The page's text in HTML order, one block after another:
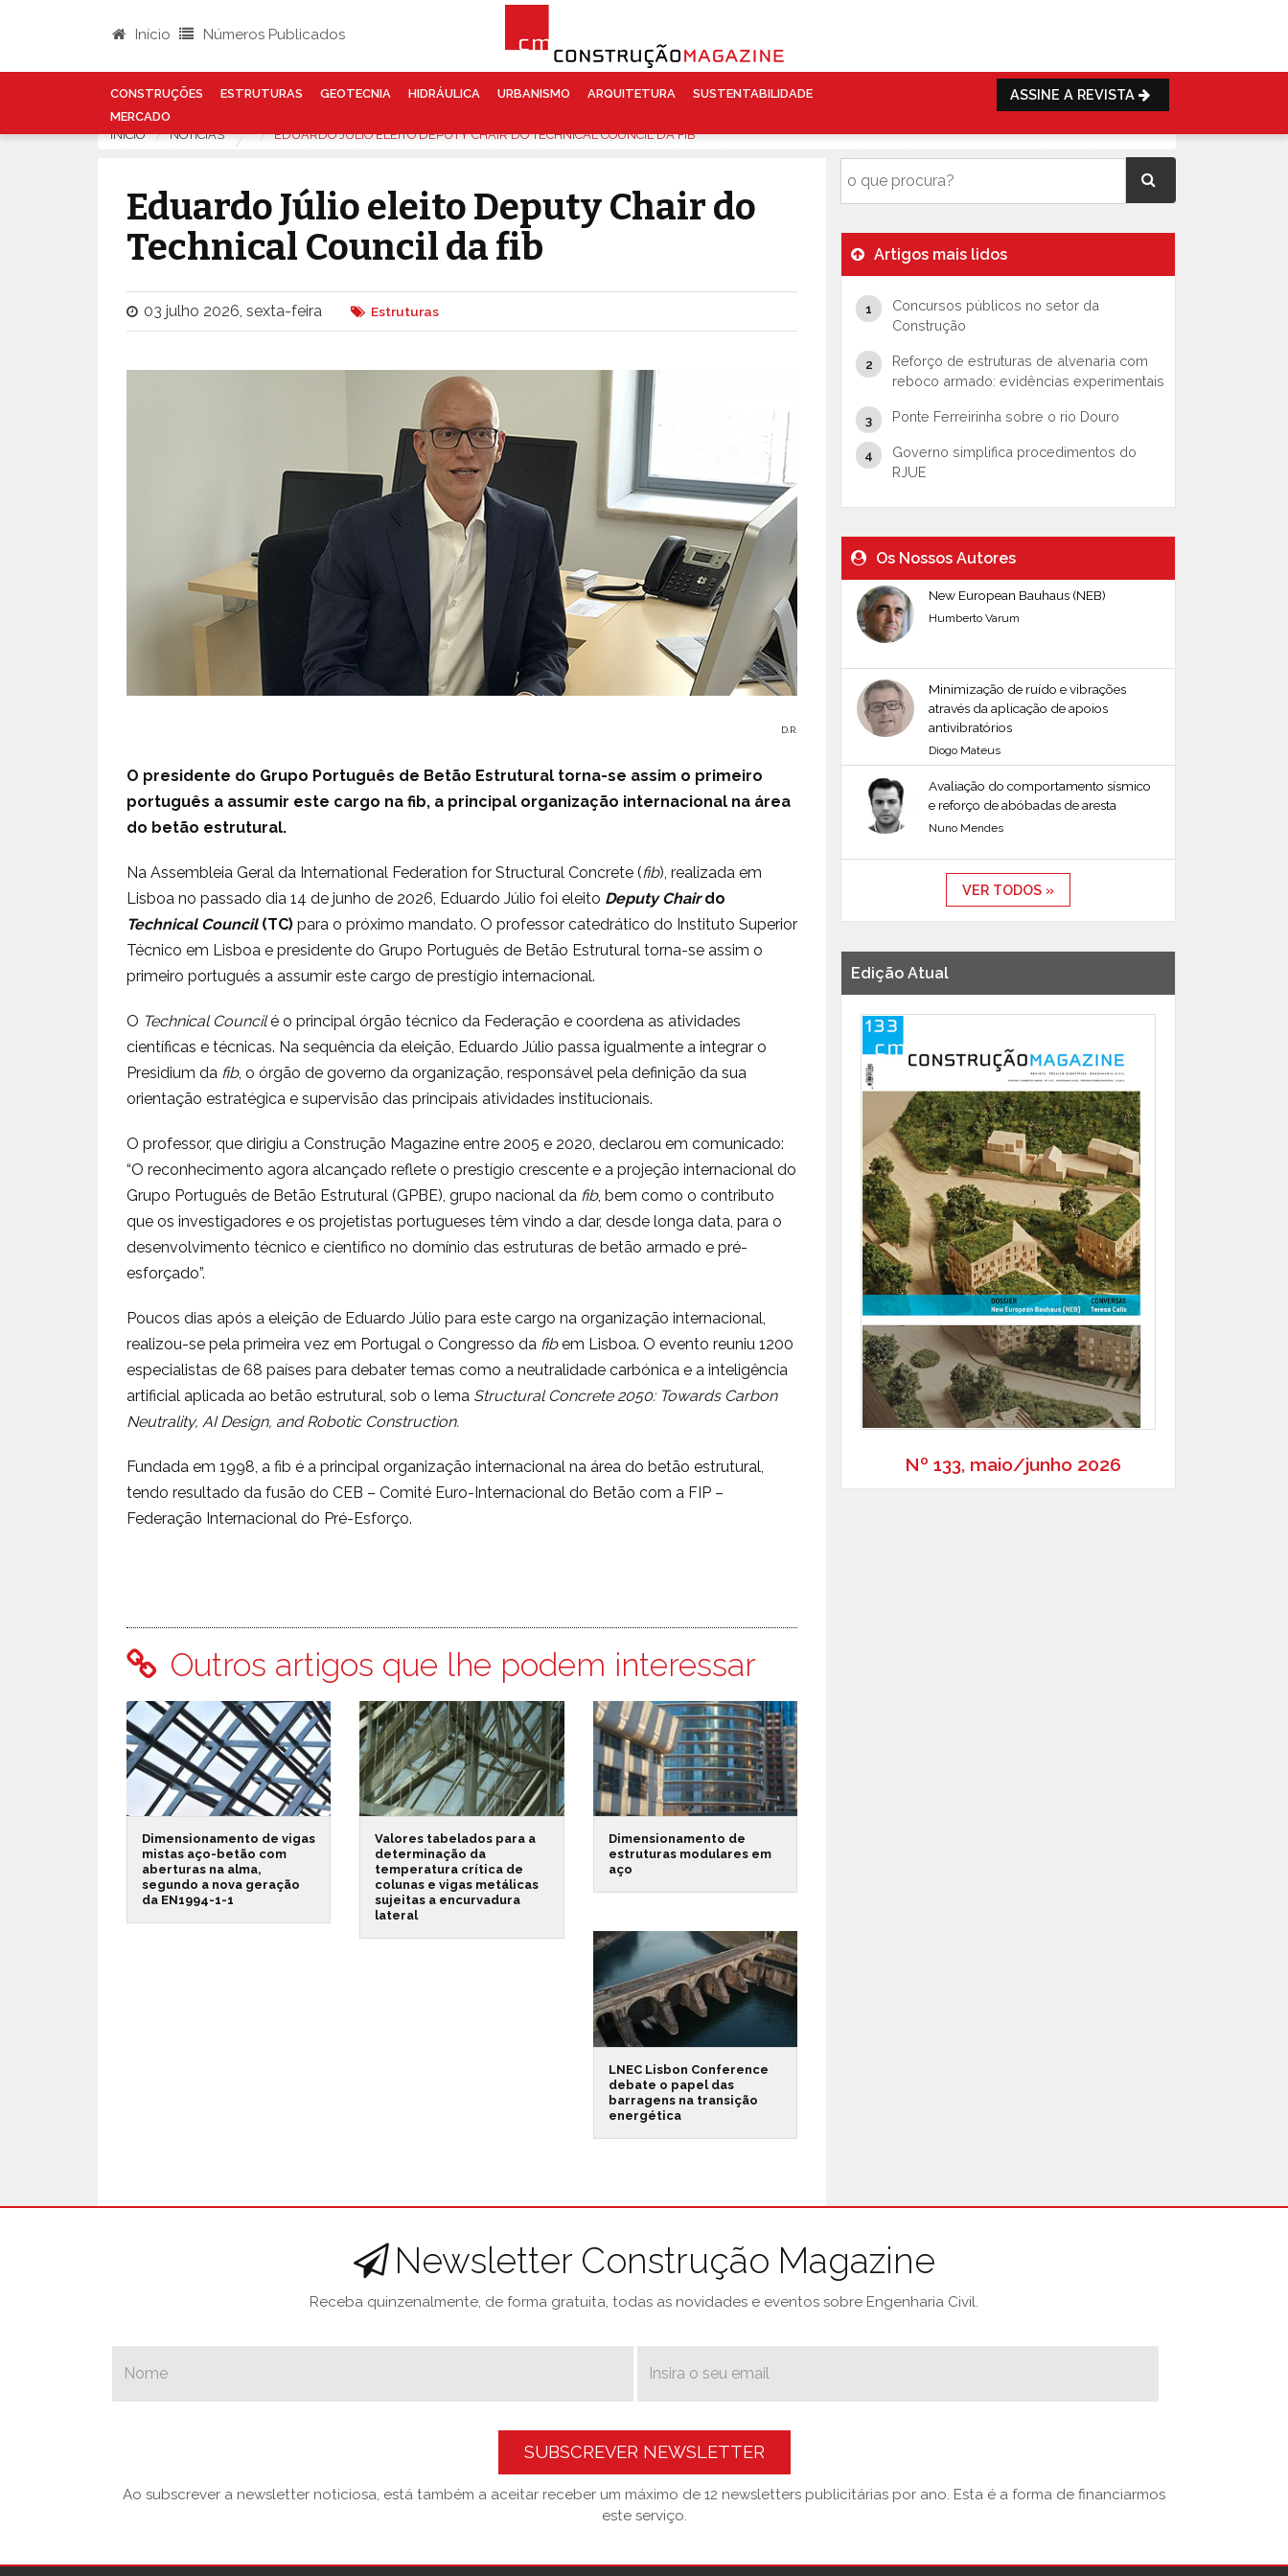
Início Números Publicados
CONSTRUÇÕES ESTRUTURAS GEOTECNIA HIDRÁULICA URBANISMO ARQUITETURA
SUSTENTABILIDADE
MERCADO
ASSINE A REVISTA
INÍCIO NOTÍCIAS EDUARDO JÚLIO ELEITO DEPUTY CHAIR DO TECHNICAL COUNCIL DA FIB
Eduardo Júlio eleito Deputy Chair do
Technical Council da fib
03 julho 2026, sexta-feira Estruturas
D.R.
O presidente do Grupo Português de Betão Estrutural torna-se assim o primeiro
português a assumir este cargo na fib, a principal organização internacional na área
do betão estrutural.
Na Assembleia Geral da International Federation for Structural Concrete (fib), realizada em
Lisboa no passado dia 14 de junho de 2026, Eduardo Júlio foi eleito Deputy Chairdo
Technical Council(TC) para o próximo mandato. O professor catedrático do Instituto Superior
Técnico em Lisboa e presidente do Grupo Português de Betão Estrutural torna-se assim o
primeiro português a assumir este cargo de prestígio internacional.
O Technical Councilé o principal órgão técnico da Federação e coordena as atividades
científicas e técnicas. Na sequência da eleição, Eduardo Júlio passa igualmente a integrar o
Presidium da fib, o órgão de governo da organização, responsável pela definição da sua
orientação estratégica e supervisão das principais atividades institucionais.
O professor, que dirigiu a Construção Magazine entre 2005 e 2020, declarou em comunicado:
“O reconhecimento agora alcançado reflete o prestígio crescente e a projeção internacional do
Grupo Português de Betão Estrutural (GPBE), grupo nacional da fib, bem como o contributo
que os investigadores e os projetistas portugueses têm vindo a dar, desde longa data, para o
desenvolvimento técnico e científico no domínio das estruturas de betão armado e pré-
esforçado”.
Poucos dias após a eleição de Eduardo Júlio para este cargo na organização internacional,
realizou-se pela primeira vez em Portugal o Congresso da fibem Lisboa. O evento reuniu 1200
especialistas de 68 países para debater temas como a neutralidade carbónica e a inteligência
artificial aplicada ao betão estrutural, sob o lema Structural Concrete 2050: Towards Carbon
Neutrality, AI Design, and Robotic Construction.
Fundada em 1998, a fib é a principal organização internacional na área do betão estrutural,
tendo resultado da fusão do CEB – Comité Euro-Internacional do Betão com a FIP –
Federação Internacional do Pré-Esforço.
Outros artigos que lhe podem interessar
Dimensionamento de vigas
mistas aço-betão com
aberturas na alma,
segundo a nova geração
da EN1994-1-1
Valores tabelados para a
determinação da
temperatura crítica de
colunas e vigas metálicas
sujeitas a encurvadura
lateral
Dimensionamento de
estruturas modulares em
aço
LNEC Lisbon Conference
debate o papel das
barragens na transição
energética
Artigos mais lidos
Concursos públicos no setor da
Construção
Reforço de estruturas de alvenaria com
reboco armado: evidências experimentais
Ponte Ferreirinha sobre o rio Douro
Governo simplifica procedimentos do
RJUE
Os Nossos Autores
New European Bauhaus (NEB)
Humberto Varum
Minimização de ruído e vibrações
através da aplicação de apoios
antivibratórios
Diogo Mateus
Avaliação do comportamento sísmico
e reforço de abóbadas de aresta
Nuno Mendes
VER TODOS »
Edição Atual
Nº 133, maio/junho 2026
Newsletter Construção Magazine
Receba quinzenalmente, de forma gratuita, todas as novidades e eventos sobre Engenharia Civil.
SUBSCREVER NEWSLETTER
Ao subscrever a newsletter noticiosa, está também a aceitar receber um máximo de 12 newsletters publicitárias por ano. Esta é a forma de financiarmos
este serviço.